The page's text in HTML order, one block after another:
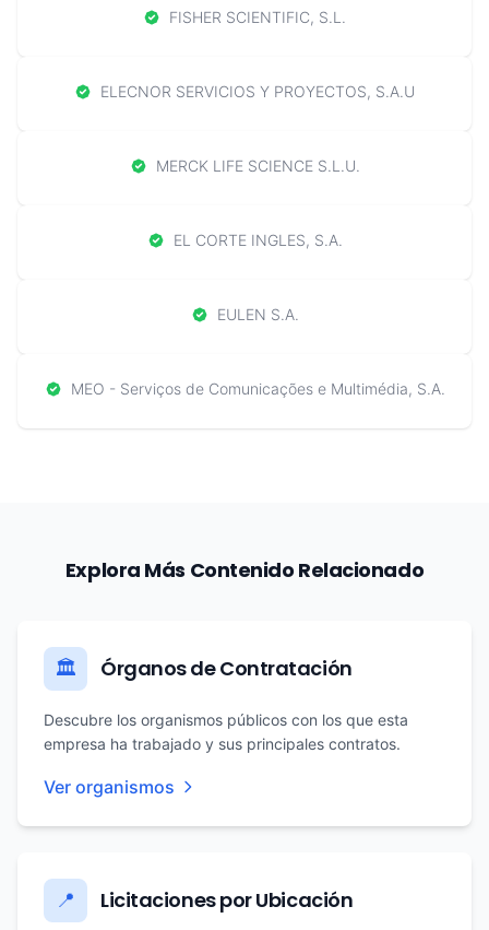
FISHER SCIENTIFIC, S.L.
ELECNOR SERVICIOS Y PROYECTOS, S.A.U
MERCK LIFE SCIENCE S.L.U.
EL CORTE INGLES, S.A.
EULEN S.A.
MEO - Serviços de Comunicações e Multimédia, S.A.
Explora Más Contenido Relacionado
🏛️ Órganos de Contratación
Descubre los organismos públicos con los que esta
empresa ha trabajado y sus principales contratos.
Ver organismos
📍 Licitaciones por Ubicación